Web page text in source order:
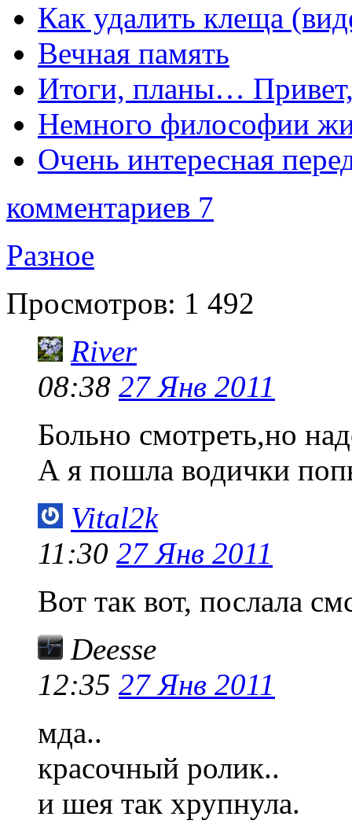
Как удалить клеща
Вечная память
Итоги, планы…
Немного философии
Очень интересная
комментариев 7
Разное
Просмотров: 1 492
River
08:38 27 Янв 2011
Больно смотреть,но
А я пошла водички
Vital2k
11:30 27 Янв 2011
Вот так вот, послала
Deesse
12:35 27 Янв 2011
мда..
красочный ролик..
и шея так хрупнула.